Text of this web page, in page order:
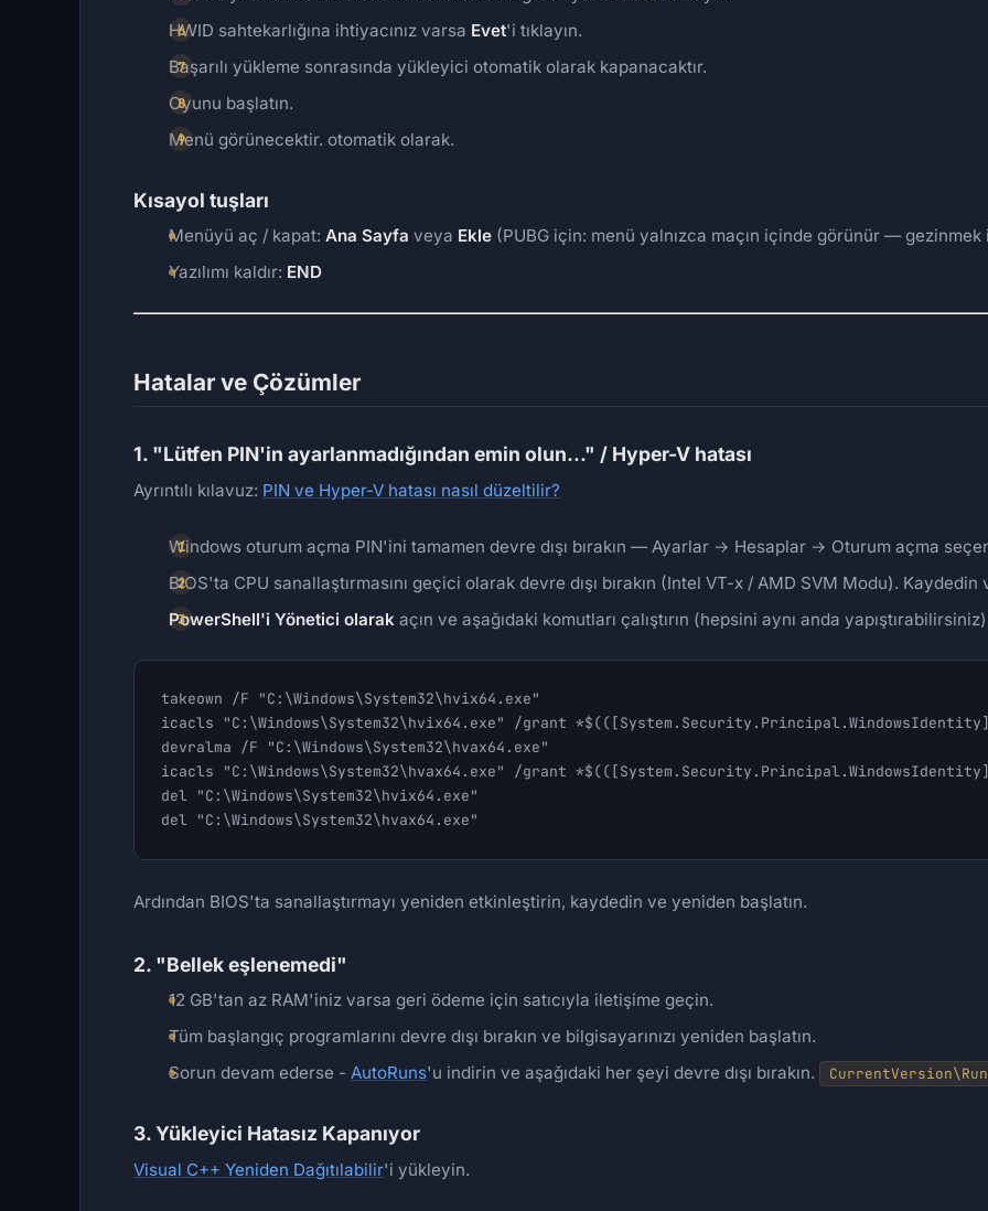
HWID sahtekarlığına ihtiyacınız varsa Evet'i tıklayın.
Başarılı yükleme sonrasında yükleyici otomatik olarak kapanacaktır.
Oyunu başlatın.
Menü görünecektir. otomatik olarak.
Kısayol tuşları
Menüyü aç / kapat: Ana Sayfa veya Ekle (PUBG için: menü yalnızca maçın içinde görünür — gezinmek
Yazılımı kaldır: END
Hatalar ve Çözümler
1. "Lütfen PIN'in ayarlanmadığından emin olun..." / Hyper-V hatası
Ayrıntılı kılavuz: PIN ve Hyper-V hatası nasıl düzeltilir?
Windows oturum açma PIN'ini tamamen devre dışı bırakın — Ayarlar → Hesaplar → Oturum açma
BIOS'ta CPU sanallaştırmasını geçici olarak devre dışı bırakın (Intel VT-x / AMD SVM Modu). Kaydedin
PowerShell'i Yönetici olarak açın ve aşağıdaki komutları çalıştırın (hepsini aynı anda
takeown /F "C:\Windows\System32\hvix64.exe"
icacls "C:\Windows\System32\hvix64.exe" /grant
devralma /F "C:\Windows\System32\hvax64.exe"
icacls "C:\Windows\System32\hvax64.exe" /grant
del "C:\Windows\System32\hvix64.exe"
del "C:\Windows\System32\hvax64.exe"
Ardından BIOS'ta sanallaştırmayı yeniden etkinleştirin, kaydedin ve yeniden başlatın.
2. "Bellek eşlenemedi"
12 GB'tan az RAM'iniz varsa geri ödeme için satıcıyla iletişime geçin.
Tüm başlangıç programlarını devre dışı bırakın ve bilgisayarınızı yeniden başlatın.
Sorun devam ederse - AutoRuns'u indirin ve aşağıdaki her şeyi devre dışı bırakın. CurrentVersion\Run
3. Yükleyici Hatasız Kapanıyor
Visual C++ Yeniden Dağıtılabilir'i yükleyin.